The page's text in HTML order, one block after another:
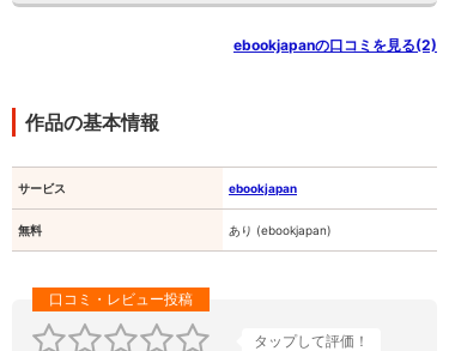
ebookjapanの口コミを見る(2)
作品の基本情報
サービス ebookjapan
無料 あり (ebookjapan)
タップして評価！